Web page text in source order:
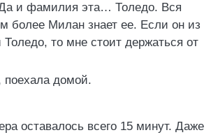
и фамилия эта… Толедо. Вся
более Милан знает ее. Если он из
то мне стоит держаться от
поехала домой.
оставалось всего 15 минут. Даже